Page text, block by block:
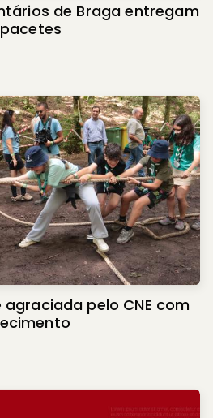
de Braga entregam
pelo CNE com